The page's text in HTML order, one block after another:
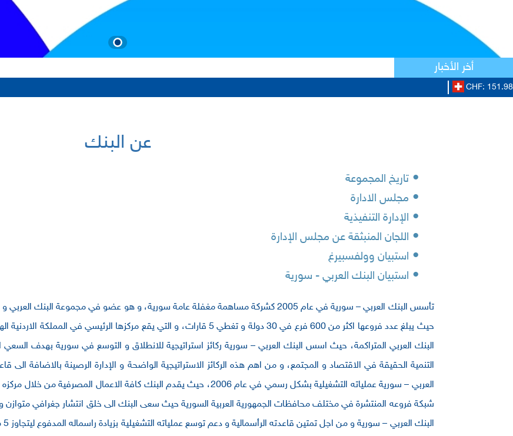
أخر الأخبار
CHF:
عن البنك
•تاريخ المجموعة
• مجلس الادارة
• الإدارة التنفيذية
• اللجان المنبثقة عن مجلس الإدارة
• استبيان وولفسبيرغ
• استبيان البنك العربي - سورية
تأسس البنك العربي – سورية في عام 2005 كشركة مساهمة مغفلة عامة سورية، و هو عضو في مجموعة
حيث يبلغ عدد فروعها اكثر من 600 فرع في 30 دولة و تغطي 5 قارات، و التي يقع مركزها
البنك العربي المتراكمة، حيث اسس البنك العربي – سورية ركائز استراتيجية للانطلاق و التوسع في سورية بهدف السعي
التنمية الحقيقة في الاقتصاد و المجتمع، و من اهم هذه الركائز الاستراتيجية الواضحة و الإدارة الرصينة بالاضافة
العربي – سورية عملياته التشغيلية بشكل رسمي في عام 2006، حيث يقدم البنك كافة